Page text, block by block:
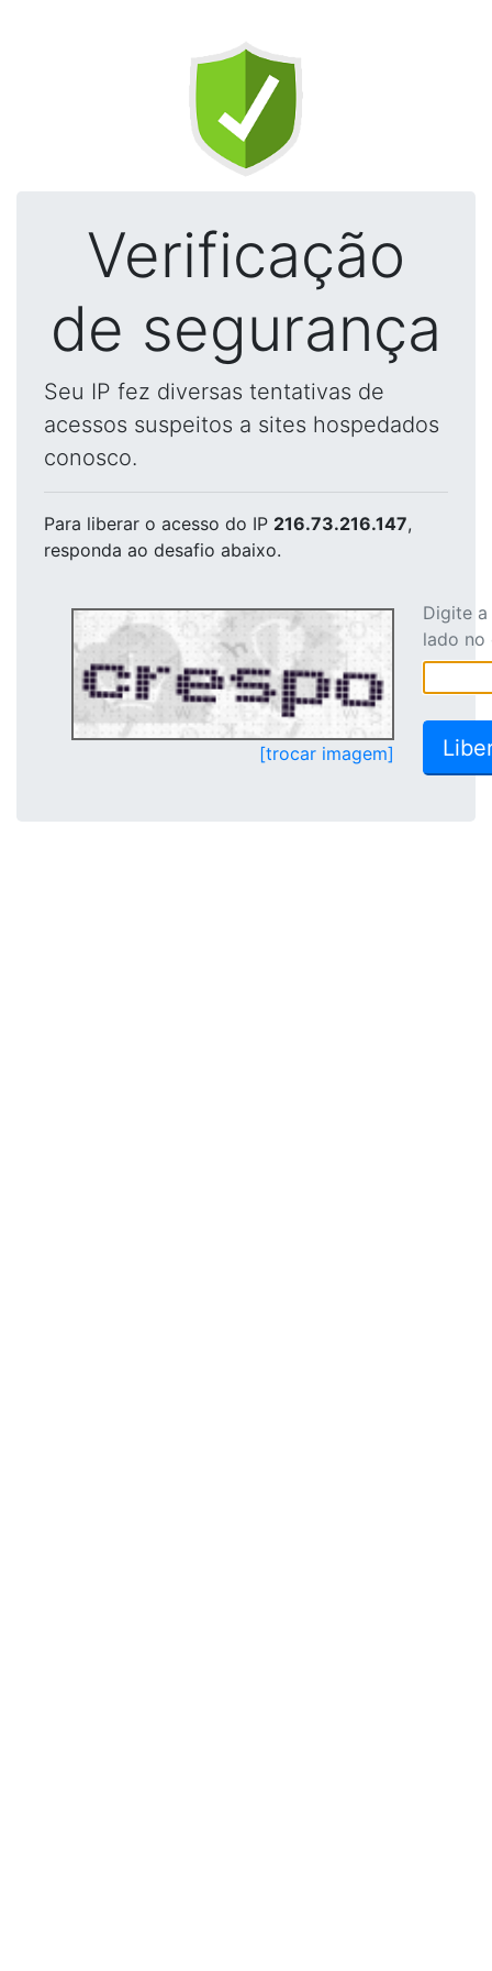
Verificação
de segurança
Seu IP fez diversas tentativas de
acessos suspeitos a sites hospedados
conosco.
Para liberar o acesso do IP 216.73.216.147,
responda ao desafio abaixo.
[trocar imagem]
Digite
lado no